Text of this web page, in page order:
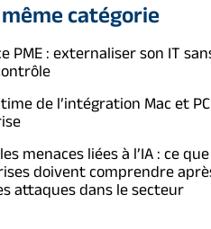
même catégorie
PME : externaliser son IT
de l’intégration Mac et PC
menaces liées à l’IA : ce que
doivent comprendre
attaques dans le secteur